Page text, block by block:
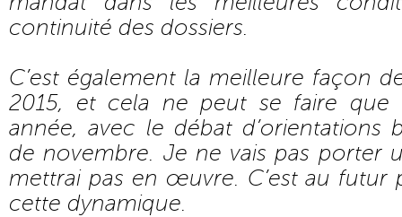
continuité des dossiers.
C’est également la meilleure façon
2015, et cela ne peut se faire
année, avec le débat d’orientations
de novembre. Je ne vais pas porter
mettrai pas en œuvre. C’est au futur
cette dynamique.